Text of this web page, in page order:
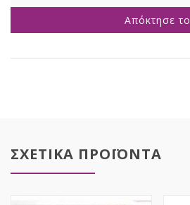
Απόκτησε το
ΣΧΕΤΙΚΑ ΠΡΟΪΟΝΤΑ